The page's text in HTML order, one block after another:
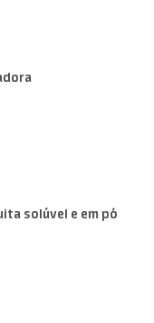
solúvel e em pó